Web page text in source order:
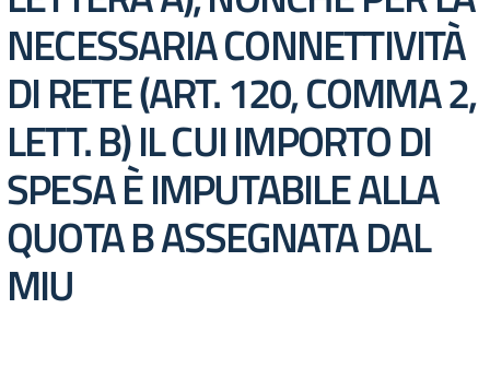
NECESSARIA CONNETTIVITÀ
DI RETE (ART. 120, COMMA 2,
LETT. B) IL CUI IMPORTO DI
SPESA È IMPUTABILE ALLA
QUOTA B ASSEGNATA DAL
MIU